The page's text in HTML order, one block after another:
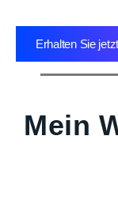
Erhalten Sie
Mein